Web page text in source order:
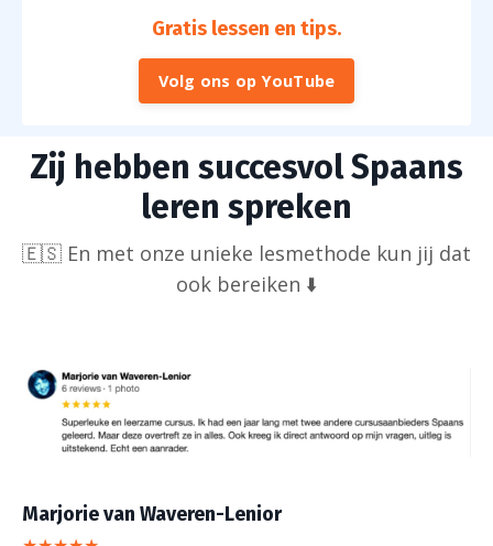
Gratis lessen en tips.
Volg ons op YouTube
Zij hebben succesvol Spaans
leren spreken
🇪🇸 En met onze unieke lesmethode kun jij dat
ook bereiken ⬇️
Marjorie van Waveren-Lenior